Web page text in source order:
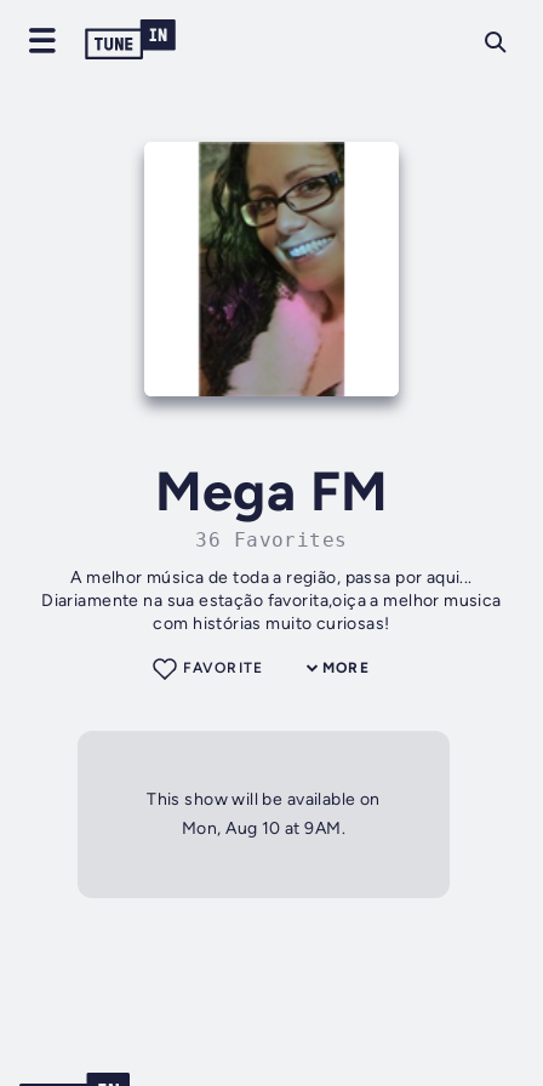
Mega FM
36 Favorites
A melhor música de toda a região, passa por aqui...
Diariamente na sua estação favorita,oiça a melhor musica
com histórias muito curiosas!
MORE
FAVORITE
This show will be available on
Mon, Aug 10 at 9AM.